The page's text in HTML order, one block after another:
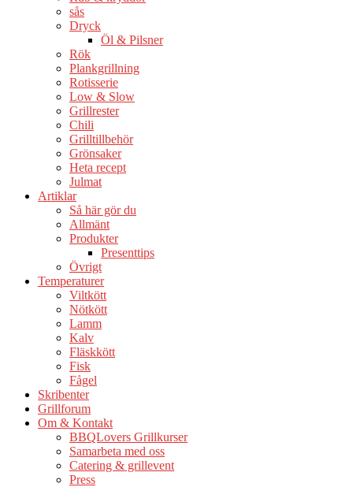
sås
Dryck
Öl & Pilsner
Rök
Plankgrillning
Rotisserie
Low & Slow
Grillrester
Chili
Grilltillbehör
Grönsaker
Heta recept
Julmat
Artiklar
Så här gör du
Allmänt
Produkter
Presenttips
Övrigt
Temperaturer
Viltkött
Nötkött
Lamm
Kalv
Fläskkött
Fisk
Fågel
Skribenter
Grillforum
Om & Kontakt
BBQLovers Grillkurser
Samarbeta med oss
Catering & grillevent
Press